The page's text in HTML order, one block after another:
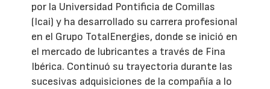
por la Universidad Pontificia de Comillas
(Icai) y ha desarrollado su carrera profesional
en el Grupo TotalEnergies, donde se inició en
el mercado de lubricantes a través de Fina
Ibérica. Continuó su trayectoria durante las
sucesivas adquisiciones de la compañía a lo